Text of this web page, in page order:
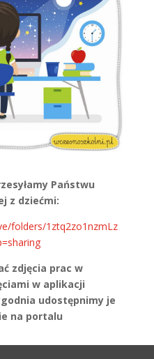
Państwu
z dziećmi:
folders/1ztq2zo1nzmLz
zdjęcia prac w
w aplikacji
udostępnimy je
na portalu